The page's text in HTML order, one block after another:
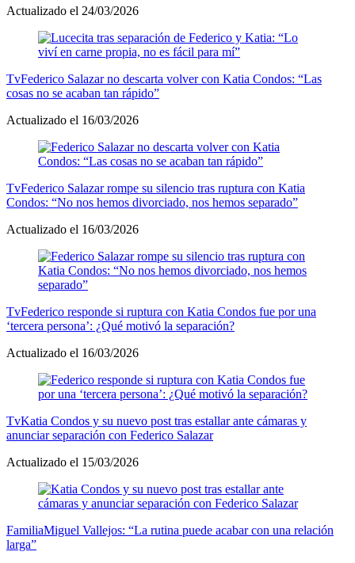
Actualizado el 24/03/2026
TvFederico Salazar no descarta volver con Katia Condos: “Las
cosas no se acaban tan rápido”
Actualizado el 16/03/2026
TvFederico Salazar rompe su silencio tras ruptura con Katia
Condos: “No nos hemos divorciado, nos hemos separado”
Actualizado el 16/03/2026
TvFederico responde si ruptura con Katia Condos fue por una
‘tercera persona’: ¿Qué motivó la separación?
Actualizado el 16/03/2026
TvKatia Condos y su nuevo post tras estallar ante cámaras y
anunciar separación con Federico Salazar
Actualizado el 15/03/2026
FamiliaMiguel Vallejos: “La rutina puede acabar con una relación
larga”